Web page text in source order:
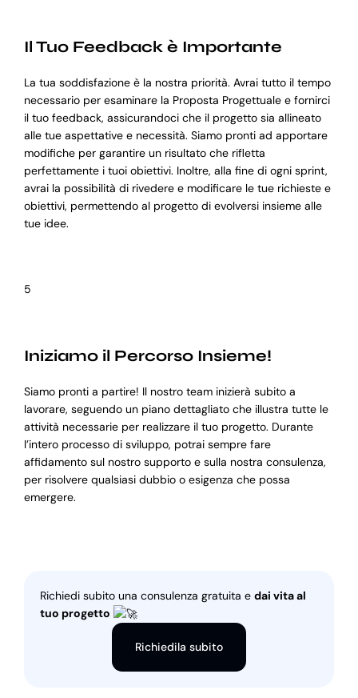
Il Tuo Feedback è Importante
La tua soddisfazione è la nostra priorità. Avrai tutto il tempo
necessario per esaminare la Proposta Progettuale e fornirci
il tuo feedback, assicurandoci che il progetto sia allineato
alle tue aspettative e necessità. Siamo pronti ad apportare
modifiche per garantire un risultato che rifletta
perfettamente i tuoi obiettivi. Inoltre, alla fine di ogni sprint,
avrai la possibilità di rivedere e modificare le tue richieste e
obiettivi, permettendo al progetto di evolversi insieme alle
tue idee.
5
Iniziamo il Percorso Insieme!
Siamo pronti a partire! Il nostro team inizierà subito a
lavorare, seguendo un piano dettagliato che illustra tutte le
attività necessarie per realizzare il tuo progetto. Durante
l’intero processo di sviluppo, potrai sempre fare
affidamento sul nostro supporto e sulla nostra consulenza,
per risolvere qualsiasi dubbio o esigenza che possa
emergere.
Richiedi subito una consulenza gratuita e dai vita al
tuo progetto
Richiedila subito